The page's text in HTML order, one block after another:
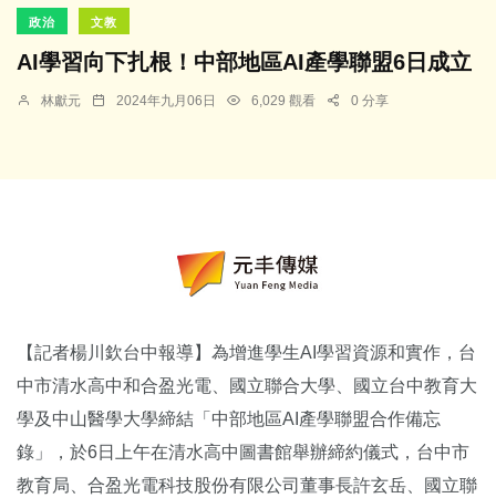
政治 文教
AI學習向下扎根！中部地區AI產學聯盟6日成立
林獻元 2024年九月06日 6,029 觀看 0 分享
【記者楊川欽台中報導】為增進學生AI學習資源和實作，台
中市清水高中和合盈光電、國立聯合大學、國立台中教育大
學及中山醫學大學締結「中部地區AI產學聯盟合作備忘
錄」，於6日上午在清水高中圖書館舉辦締約儀式，台中市
教育局、合盈光電科技股份有限公司董事長許玄岳、國立聯